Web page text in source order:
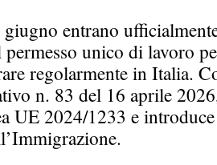
entrano
unico di lavoro
regolarmente in Italia.
n. 83 del 16 aprile
UE 2024/1233 e